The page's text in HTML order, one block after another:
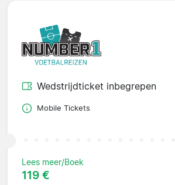
Wedstrijdticket inbegrepen
Mobile Tickets
Lees meer/Boek
119 €